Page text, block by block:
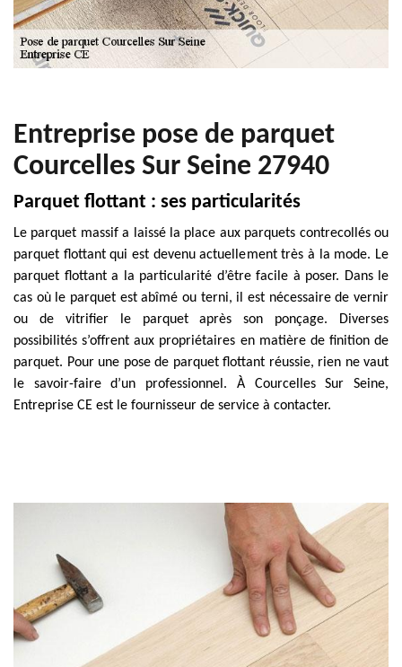
Entreprise pose de parquet
Courcelles Sur Seine 27940
Parquet flottant : ses particularités
Le parquet massif a laissé la place aux parquets contrecollés ou
parquet flottant qui est devenu actuellement très à la mode. Le
parquet flottant a la particularité d’être facile à poser. Dans le
cas où le parquet est abîmé ou terni, il est nécessaire de vernir
ou de vitrifier le parquet après son ponçage. Diverses
possibilités s’offrent aux propriétaires en matière de finition de
parquet. Pour une pose de parquet flottant réussie, rien ne vaut
le savoir-faire d’un professionnel. À Courcelles Sur Seine,
Entreprise CE est le fournisseur de service à contacter.